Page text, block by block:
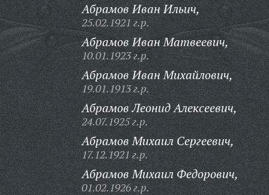
Абрамов Иван Ильич,
25.02.1921 г.р.
Абрамов Иван Матвеевич,
10.01.1923 г.р.
Абрамов Иван Михайлович,
19.01.1913 г.р.
Абрамов Леонид Алексеевич,
24.07.1925 г.р.
Абрамов Михаил Сергеевич,
17.12.1921 г.р.
Абрамов Михаил Федорович,
01.02.1926 г.р.